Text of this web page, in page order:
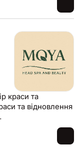
краси та
📍м.Ужгород